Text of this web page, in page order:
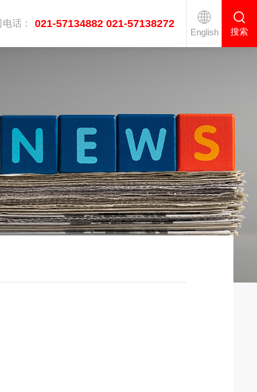
搜索
English
话： 021-57134882 021-57138272
工业烘干机系列
衣服后整理设备